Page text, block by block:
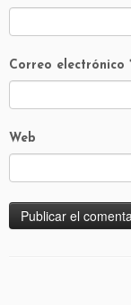
Correo electrónico
Web